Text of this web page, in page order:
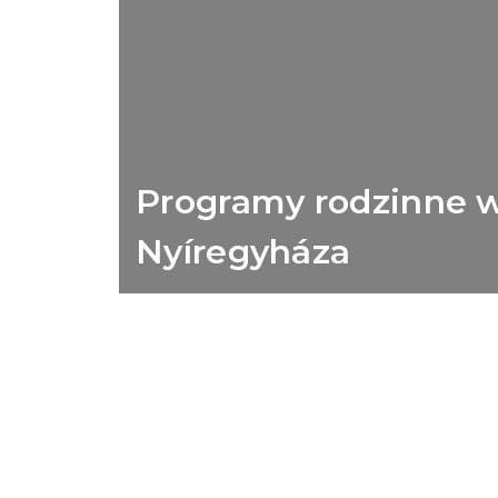
Programy rodzinne
Nyíregyháza